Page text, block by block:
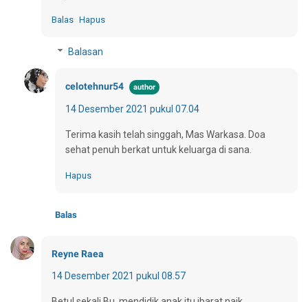
Balas Hapus
Balasan
celotehnur54
14 Desember 2021 pukul 07.04
Terima kasih telah singgah, Mas Warkasa. Doa
sehat penuh berkat untuk keluarga di sana.
Hapus
Balas
Reyne Raea
14 Desember 2021 pukul 08.57